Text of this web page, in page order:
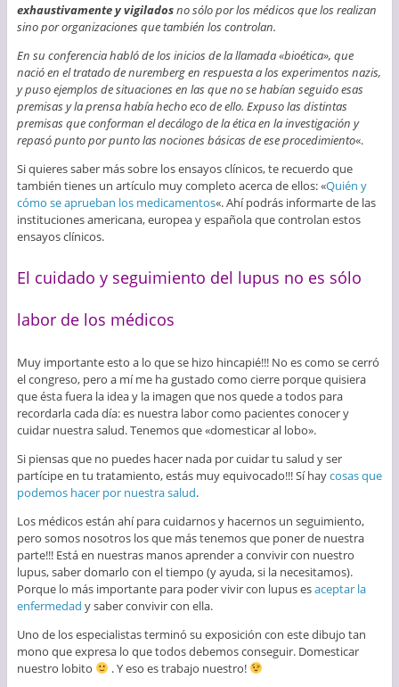
exhaustivamente y vigiladosno sólo por los médicos que los realizan
sino por organizaciones que también los controlan.
En su conferencia habló de los inicios de la llamada «bioética», que
nació en el tratado de nuremberg en respuesta a los experimentos nazis,
y puso ejemplos de situaciones en las que no se habían seguido esas
premisas y la prensa había hecho eco de ello. Expuso las distintas
premisas que conforman el decálogo de la ética en la investigación y
repasó punto por punto las nociones básicas de ese procedimiento«.
Si quieres saber más sobre los ensayos clínicos, te recuerdo que
también tienes un artículo muy completo acerca de ellos: «Quién y
cómo se aprueban los medicamentos«. Ahí podrás informarte de las
instituciones americana, europea y española que controlan estos
ensayos clínicos.
El cuidado y seguimiento del lupus no es sólo
labor de los médicos
Muy importante esto a lo que se hizo hincapié!!! No es como se cerró
el congreso, pero a mí me ha gustado como cierre porque quisiera
que ésta fuera la idea y la imagen que nos quede a todos para
recordarla cada día: es nuestra labor como pacientes conocer y
cuidar nuestra salud. Tenemos que «domesticar al lobo».
Si piensas que no puedes hacer nada por cuidar tu salud y ser
partícipe en tu tratamiento, estás muy equivocado!!! Sí haycosas que
podemos hacer por nuestra salud.
Los médicos están ahí para cuidarnos y hacernos un seguimiento,
pero somos nosotros los que más tenemos que poner de nuestra
parte!!! Está en nuestras manos aprender a convivir con nuestro
lupus, saber domarlo con el tiempo (y ayuda, si la necesitamos).
Porque lo más importante para poder vivir con lupus esaceptar la
enfermedad y saber convivir con ella.
Uno de los especialistas terminó su exposición con este dibujo tan
mono que expresa lo que todos debemos conseguir. Domesticar
nuestro lobito
. Y eso es trabajo nuestro!